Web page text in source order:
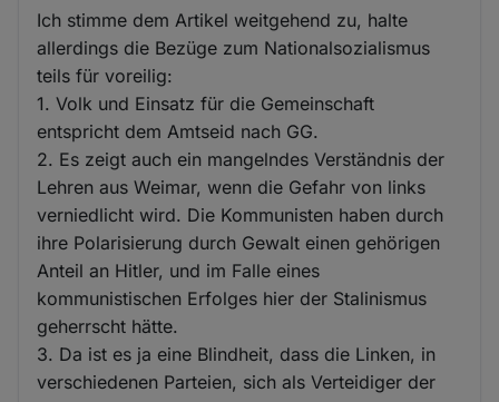
Ich stimme dem Artikel weitgehend zu, halte
allerdings die Bezüge zum Nationalsozialismus
teils für voreilig:
1. Volk und Einsatz für die Gemeinschaft
entspricht dem Amtseid nach GG.
2. Es zeigt auch ein mangelndes Verständnis der
Lehren aus Weimar, wenn die Gefahr von links
verniedlicht wird. Die Kommunisten haben durch
ihre Polarisierung durch Gewalt einen gehörigen
Anteil an Hitler, und im Falle eines
kommunistischen Erfolges hier der Stalinismus
geherrscht hätte.
3. Da ist es ja eine Blindheit, dass die Linken, in
verschiedenen Parteien, sich als Verteidiger der